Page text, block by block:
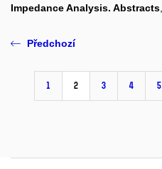
Impedance Analysis. Abstracts
Předchozí
1 2 3 4 5